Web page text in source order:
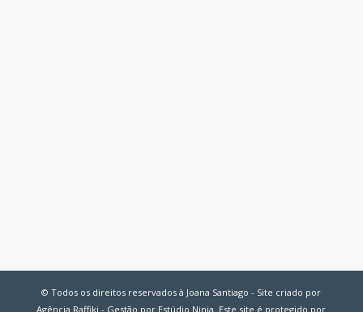
© Todos os direitos reservados à Joana Santiago - Site criado por
Agência Raffiki - Gestão por Estúdio Ninja. Este site é protegido por